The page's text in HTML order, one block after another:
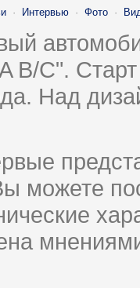
· Интервью · Фото ·
B/C".
Над
можете